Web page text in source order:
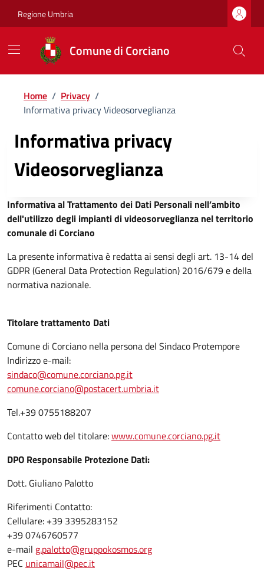
Regione Umbria
Comune di Corciano
Home / Privacy /
Informativa privacy Videosorveglianza
Informativa privacy
Videosorveglianza
Informativa al Trattamento dei Dati Personali nell’ambito
dell'utilizzo degli impianti di videosorveglianza nel territorio
comunale di Corciano
La presente informativa è redatta ai sensi degli art. 13-14 del
GDPR (General Data Protection Regulation) 2016/679 e della
normativa nazionale.
Titolare trattamento Dati
Comune di Corciano nella persona del Sindaco Protempore
Indirizzo e-mail:
sindaco@comune.corciano.pg.it
comune.corciano@postacert.umbria.it
Tel.+39 0755188207
Contatto web del titolare:www.comune.corciano.pg.it
DPO Responsabile Protezione Dati:
Dott. Giuliano Palotto
Riferimenti Contatto:
Cellulare: +39 3395283152
+39 0746760577
e-mail g.palotto@gruppokosmos.org
PEC unicamail@pec.it